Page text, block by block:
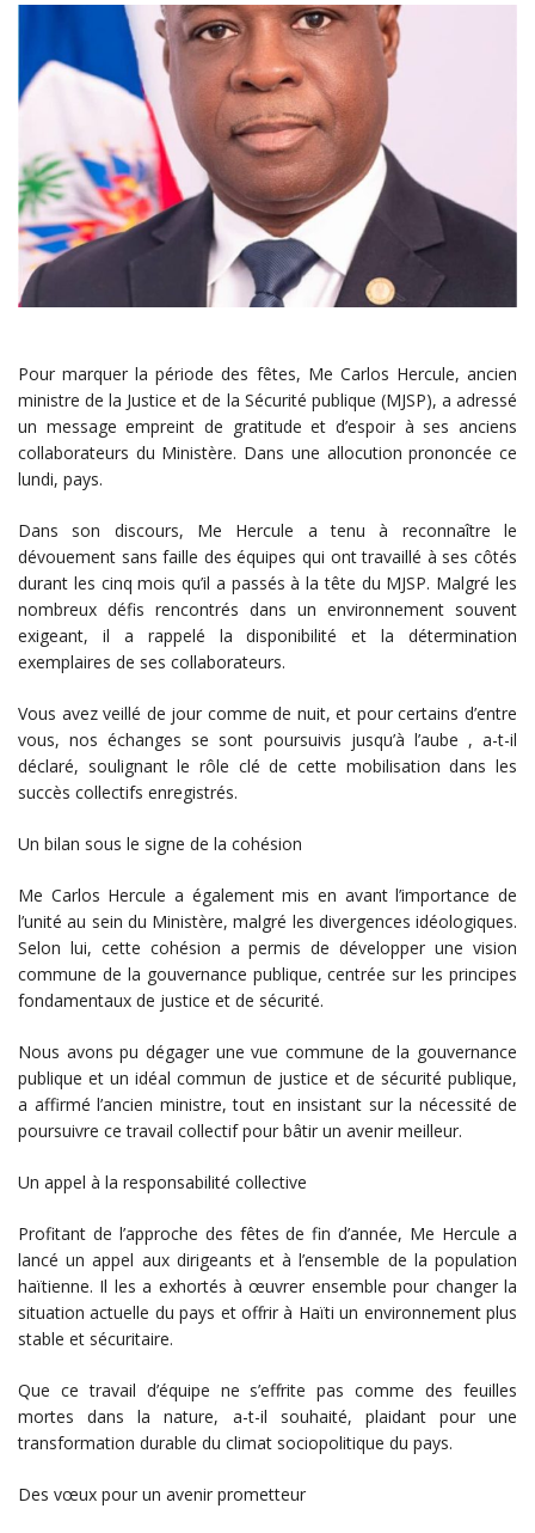
Pour marquer la période des fêtes, Me Carlos Hercule, ancien
ministre de la Justice et de la Sécurité publique (MJSP), a adressé
un message empreint de gratitude et d’espoir à ses anciens
collaborateurs du Ministère. Dans une allocution prononcée ce
lundi, pays.
Dans son discours, Me Hercule a tenu à reconnaître le
dévouement sans faille des équipes qui ont travaillé à ses côtés
durant les cinq mois qu’il a passés à la tête du MJSP. Malgré les
nombreux défis rencontrés dans un environnement souvent
exigeant, il a rappelé la disponibilité et la détermination
exemplaires de ses collaborateurs.
Vous avez veillé de jour comme de nuit, et pour certains d’entre
vous, nos échanges se sont poursuivis jusqu’à l’aube , a-t-il
déclaré, soulignant le rôle clé de cette mobilisation dans les
succès collectifs enregistrés.
Un bilan sous le signe de la cohésion
Me Carlos Hercule a également mis en avant l’importance de
l’unité au sein du Ministère, malgré les divergences idéologiques.
Selon lui, cette cohésion a permis de développer une vision
commune de la gouvernance publique, centrée sur les principes
fondamentaux de justice et de sécurité.
Nous avons pu dégager une vue commune de la gouvernance
publique et un idéal commun de justice et de sécurité publique,
a affirmé l’ancien ministre, tout en insistant sur la nécessité de
poursuivre ce travail collectif pour bâtir un avenir meilleur.
Un appel à la responsabilité collective
Profitant de l’approche des fêtes de fin d’année, Me Hercule a
lancé un appel aux dirigeants et à l’ensemble de la population
haïtienne. Il les a exhortés à œuvrer ensemble pour changer la
situation actuelle du pays et offrir à Haïti un environnement plus
stable et sécuritaire.
Que ce travail d’équipe ne s’effrite pas comme des feuilles
mortes dans la nature, a-t-il souhaité, plaidant pour une
transformation durable du climat sociopolitique du pays.
Des vœux pour un avenir prometteur